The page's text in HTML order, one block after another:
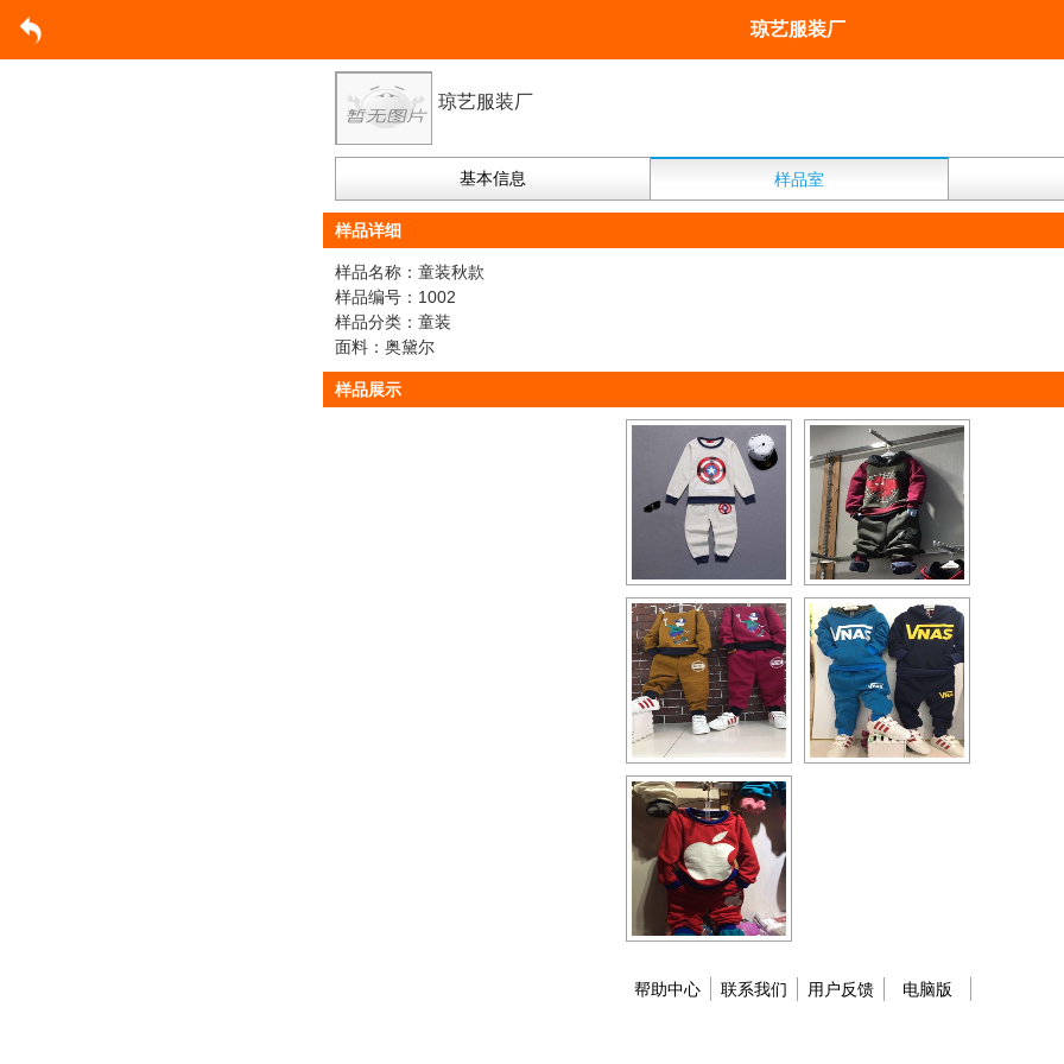
琼艺服装厂
琼艺服装厂
基本信息 样品室
样品详细
样品名称：童装秋款
样品编号：1002
样品分类：童装
面料：奥黛尔
样品展示
帮助中心 联系我们 用户反馈 电脑版